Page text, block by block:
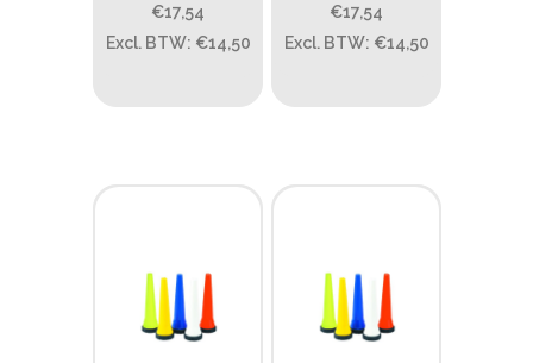
€17,54
Excl. BTW: €14,50
€17,54
Excl. BTW: €14,50